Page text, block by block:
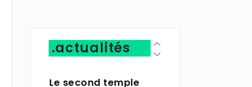
.actualités
Le second temple